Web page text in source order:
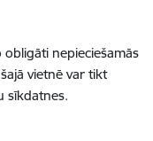
nepieciešamās
vietnē var tikt
sīkdatnes.